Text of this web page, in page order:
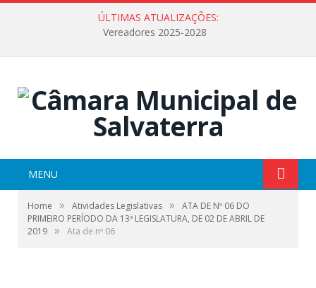
ÚLTIMAS ATUALIZAÇÕES:
Vereadores 2025-2028
MENU
Home » Atividades Legislativas »
ATA DE Nº 06 DO
PRIMEIRO PERÍODO DA 13ª LEGISLATURA, DE 02 DE ABRIL DE
2019 » Ata de nº 06